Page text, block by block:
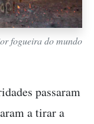
fogueira do mundo
passaram
a tirar a